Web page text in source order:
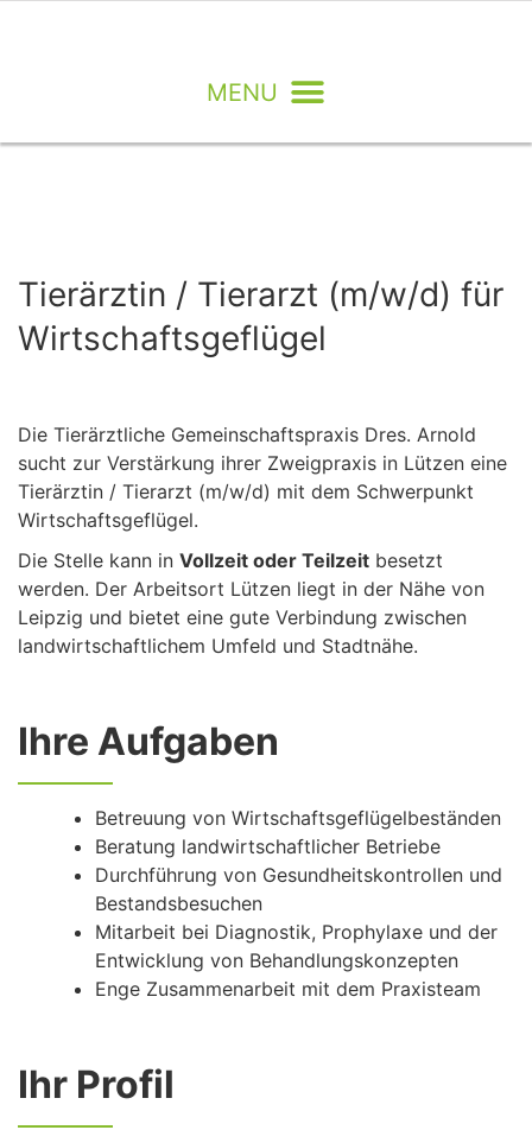
Tierärztin / Tierarzt (m/w/d) für
Wirtschaftsgeflügel
Die Tierärztliche Gemeinschaftspraxis Dres. Arnold
sucht zur Verstärkung ihrer Zweigpraxis in Lützen eine
Tierärztin / Tierarzt (m/w/d) mit dem Schwerpunkt
Wirtschaftsgeflügel.
Die Stelle kann in Vollzeit oder Teilzeit besetzt
werden. Der Arbeitsort Lützen liegt in der Nähe von
Leipzig und bietet eine gute Verbindung zwischen
landwirtschaftlichem Umfeld und Stadtnähe.
Ihre Aufgaben
Betreuung von Wirtschaftsgeflügelbeständen
Beratung landwirtschaftlicher Betriebe
Durchführung von Gesundheitskontrollen und
Bestandsbesuchen
Mitarbeit bei Diagnostik, Prophylaxe und der
Entwicklung von Behandlungskonzepten
Enge Zusammenarbeit mit dem Praxisteam
Ihr Profil